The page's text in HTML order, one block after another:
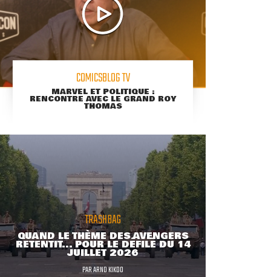
COMICSBLOG TV
MARVEL ET POLITIQUE :
RENCONTRE AVEC LE GRAND ROY
THOMAS
TRASHBAG
QUAND LE THÈME DES AVENGERS
RETENTIT... POUR LE DÉFILÉ DU 14
JUILLET 2026
PARARNO KIKOO